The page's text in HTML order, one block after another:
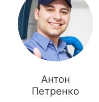
Антон
Петренко